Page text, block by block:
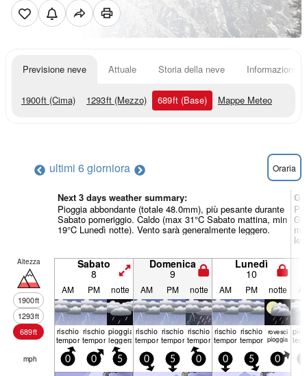
Previsione neve Attuale Storia della neve Informazioni
1900ft (Cima) 1293ft (Mezzo) 689ft (Base) Mappe Meteo
ultimi 6 giorniora Oraria
Next 3 days weather summary:
Pioggia abbondante (totale 48.0mm), più pesante durante
Sabato pomeriggio. Caldo (max 31°C Sabato mattina, min
19°C Lunedì notte). Vento sarà generalmente leggero.
Altezza
1900ft
1293ft
689ft
Sabato
8
Domenica
9
Lunedì
10
AM PM notte AM PM notte AM PM notte
rischio
temporale
rischio
temporale
pioggia
leggera
rischio
temporale
rischio
temporale
rischio
temporale
rischio
temporale
rischio
temporale
rovesci
pioggia
mph 0 0 5 0 5 0 0 5 0